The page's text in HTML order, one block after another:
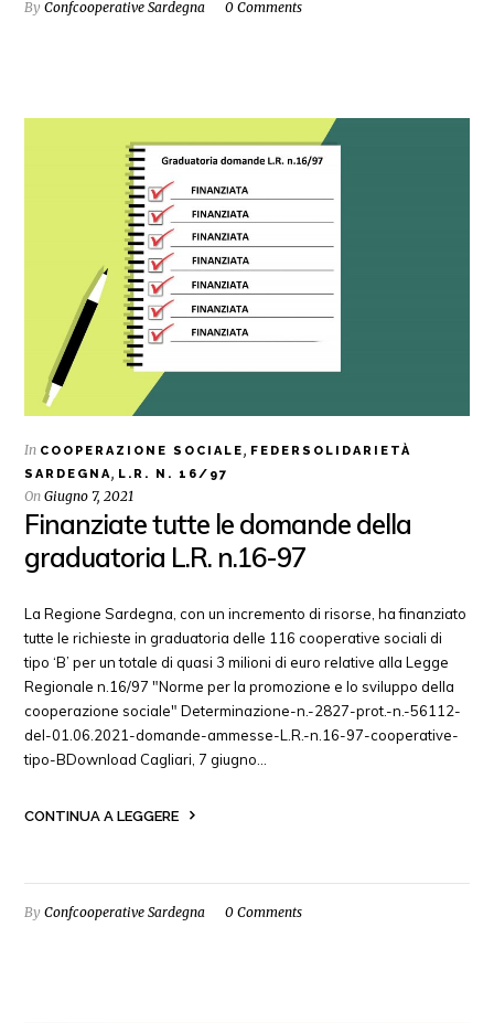
ByConfcooperative Sardegna 0 Comments
In COOPERAZIONE SOCIALE, FEDERSOLIDARIETÀ
SARDEGNA, L.R. N. 16/97
OnGiugno 7, 2021
Finanziate tutte le domande della
graduatoria L.R. n.16-97
La Regione Sardegna, con un incremento di risorse, ha finanziato
tutte le richieste in graduatoria delle 116 cooperative sociali di
tipo ‘B’ per un totale di quasi 3 milioni di euro relative alla Legge
Regionale n.16/97 "Norme per la promozione e lo sviluppo della
cooperazione sociale" Determinazione-n.-2827-prot.-n.-56112-
del-01.06.2021-domande-ammesse-L.R.-n.16-97-cooperative-
tipo-BDownload Cagliari, 7 giugno…
CONTINUA A LEGGERE
ByConfcooperative Sardegna 0 Comments